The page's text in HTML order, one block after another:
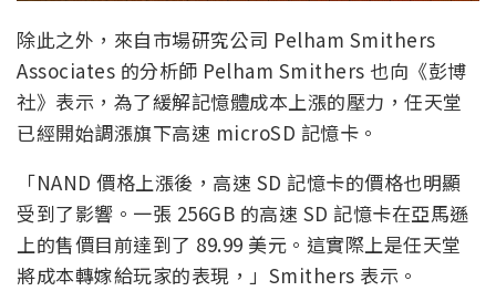
除此之外，來自市場研究公司 Pelham Smithers
Associates 的分析師 Pelham Smithers 也向《彭博
社》表示，為了緩解記憶體成本上漲的壓力，任天堂
已經開始調漲旗下高速 microSD 記憶卡。
「NAND 價格上漲後，高速 SD 記憶卡的價格也明顯
受到了影響。一張 256GB 的高速 SD 記憶卡在亞馬遜
上的售價目前達到了 89.99 美元。這實際上是任天堂
將成本轉嫁給玩家的表現，」Smithers 表示。